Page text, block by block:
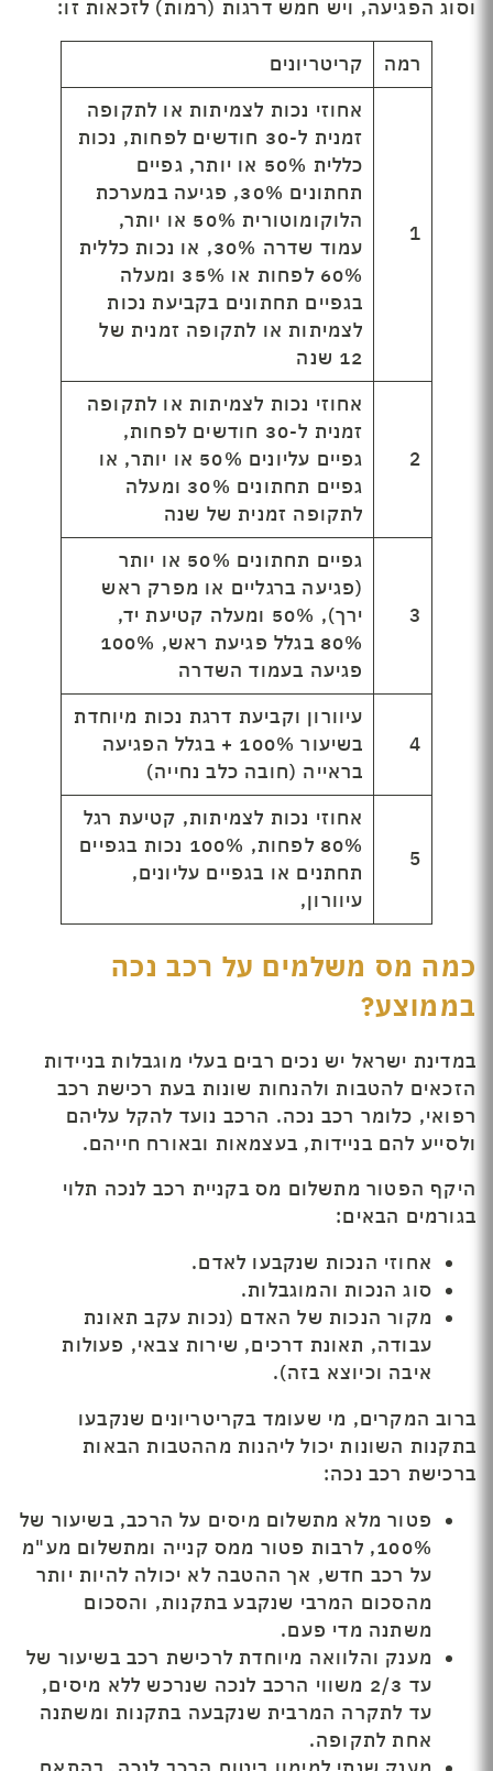
וסוג הפגיעה, ויש חמש דרגות (רמות) לזכאות זו:
רמה קריטריונים
1
אחוזי נכות לצמיתות או לתקופה
זמנית ל-30 חודשים לפחות, נכות
כללית 50% או יותר, גפיים
תחתונים 30%, פגיעה במערכת
הלוקומוטורית 50% או יותר,
עמוד שדרה 30%, או נכות כללית
60% לפחות או 35% ומעלה
בגפיים תחתונים בקביעת נכות
לצמיתות או לתקופה זמנית של
12 שנה
2
אחוזי נכות לצמיתות או לתקופה
זמנית ל-30 חודשים לפחות,
גפיים עליונים 50% או יותר, או
גפיים תחתונים 30% ומעלה
לתקופה זמנית של שנה
3
גפיים תחתונים 50% או יותר
(פגיעה ברגליים או מפרק ראש
ירך), 50% ומעלה קטיעת יד,
80% בגלל פגיעת ראש, 100%
פגיעה בעמוד השדרה
4
עיוורון וקביעת דרגת נכות מיוחדת
בשיעור 100% + בגלל הפגיעה
בראייה (חובה כלב נחייה)
5
אחוזי נכות לצמיתות, קטיעת רגל
80% לפחות, 100% נכות בגפיים
תחתנים או בגפיים עליונים,
עיוורון,
כמה מס משלמים על רכב נכה
בממוצע?
במדינת ישראל יש נכים רבים בעלי מוגבלות בניידות
הזכאים להטבות ולהנחות שונות בעת רכישת רכב
רפואי, כלומר רכב נכה. הרכב נועד להקל עליהם
ולסייע להם בניידות, בעצמאות ובאורח חייהם.
היקף הפטור מתשלום מס בקניית רכב לנכה תלוי
בגורמים הבאים:
אחוזי הנכות שנקבעו לאדם.
סוג הנכות והמוגבלות.
מקור הנכות של האדם (נכות עקב תאונת
עבודה, תאונת דרכים, שירות צבאי, פעולות
איבה וכיוצא בזה).
ברוב המקרים, מי שעומד בקריטריונים שנקבעו
בתקנות השונות יכול ליהנות מההטבות הבאות
ברכישת רכב נכה:
פטור מלא מתשלום מיסים על הרכב, בשיעור של
100%, לרבות פטור ממס קנייה ומתשלום מע"מ
על רכב חדש, אך ההטבה לא יכולה להיות יותר
מהסכום המרבי שנקבע בתקנות, והסכום
משתנה מדי פעם.
מענק והלוואה מיוחדת לרכישת רכב בשיעור של
עד 2/3 משווי הרכב לנכה שנרכש ללא מיסים,
עד לתקרה המרבית שנקבעה בתקנות ומשתנה
אחת לתקופה.